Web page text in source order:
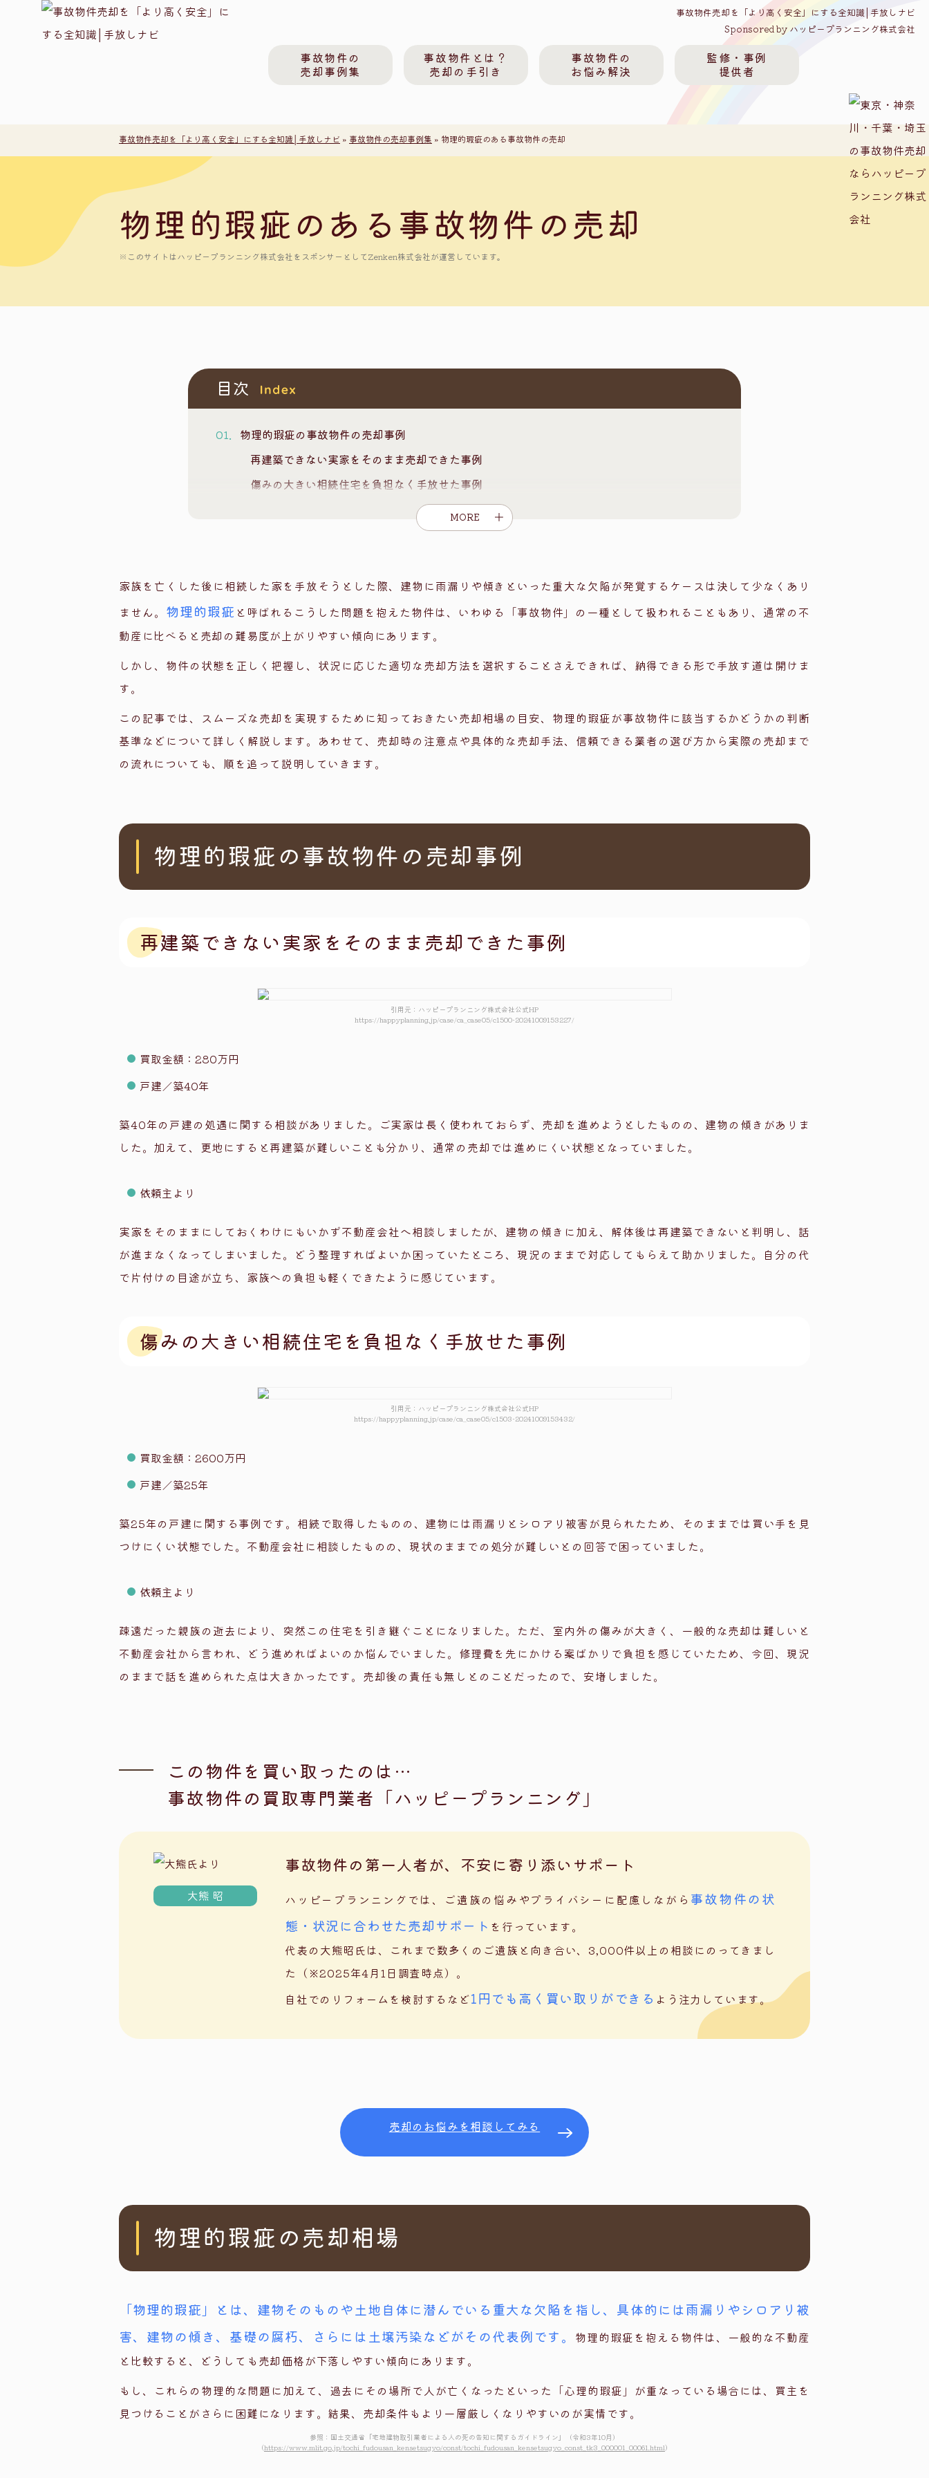
事故物件売却を「より高く安全」にする全知識│手放しナビ
Sponsored by ハッピープランニング株式会社
事故物件の
売却事例集
事故物件とは？
売却の手引き
事故物件の
お悩み解決
監修・事例
提供者
事故物件売却を「より高く安全」にする全知識│手放しナビ » 事故物件の売却事例集 » 物理的瑕疵のある事故物件の売却
物理的瑕疵のある事故物件の売却
※このサイトはハッピープランニング株式会社をスポンサーとしてZenken株式会社が運営しています。
目次
物理的瑕疵の事故物件の売却事例
再建築できない実家をそのまま売却できた事例
傷みの大きい相続住宅を負担なく手放せた事例
重度の物理的瑕疵（建物の傾き・基礎の腐朽）
物理的瑕疵は事故物件に該当する？
物理的瑕疵が「事故物件」にならないケース
物理的瑕疵・事故物件の売却で直面する5つの問題
修繕費用が膨大になる
解体か売却かの判断が難しい
精神的な疲弊
【失敗しない】物理的瑕疵・事故物件に強い買取業者の選び方
スピード査定・即現金化が可能か
物理的瑕疵・事故物件売却の流れ
Q.遺品整理も手付かずですが、そのままでいいですか？
Q.解体してから売るべきですか？
MORE
家族を亡くした後に相続した家を手放そうとした際、建物に雨漏りや傾きといった重大な欠陥が発覚するケースは決して少なくあり
ません。 物理的瑕疵 と呼ばれるこうした問題を抱えた物件は、いわゆる「事故物件」の一種として扱われることもあり、通常の不
動産に比べると売却の難易度が上がりやすい傾向にあります。
しかし、物件の状態を正しく把握し、状況に応じた適切な売却方法を選択することさえできれば、納得できる形で手放す道は開けま
す。
この記事では、スムーズな売却を実現するために知っておきたい売却相場の目安、物理的瑕疵が事故物件に該当するかどうかの判断
基準などについて詳しく解説します。あわせて、売却時の注意点や具体的な売却手法、信頼できる業者の選び方から実際の売却まで
の流れについても、順を追って説明していきます。
物理的瑕疵の事故物件の売却事例
再建築できない実家をそのまま売却できた事例
引用元：ハッピープランニング株式会社公式HP
https://happyplanning.jp/case/ca_case05/c1500-20241009153227/
買取金額：280万円
戸建／築40年
築40年の戸建の処遇に関する相談がありました。ご実家は長く使われておらず、売却を進めようとしたものの、建物の傾きがありま
した。加えて、更地にすると再建築が難しいことも分かり、通常の売却では進めにくい状態となっていました。
依頼主より
実家をそのままにしておくわけにもいかず不動産会社へ相談しましたが、建物の傾きに加え、解体後は再建築できないと判明し、話
が進まなくなってしまいました。どう整理すればよいか困っていたところ、現況のままで対応してもらえて助かりました。自分の代
で片付けの目途が立ち、家族への負担も軽くできたように感じています。
傷みの大きい相続住宅を負担なく手放せた事例
引用元：ハッピープランニング株式会社公式HP
https://happyplanning.jp/case/ca_case05/c1503-20241009153432/
買取金額：2600万円
戸建／築25年
築25年の戸建に関する事例です。相続で取得したものの、建物には雨漏りとシロアリ被害が見られたため、そのままでは買い手を見
つけにくい状態でした。不動産会社に相談したものの、現状のままでの処分が難しいとの回答で困っていました。
依頼主より
疎遠だった親族の逝去により、突然この住宅を引き継ぐことになりました。ただ、室内外の傷みが大きく、一般的な売却は難しいと
不動産会社から言われ、どう進めればよいのか悩んでいました。修理費を先にかける案ばかりで負担を感じていたため、今回、現況
のままで話を進められた点は大きかったです。売却後の責任も無しとのことだったので、安堵しました。
この物件を買い取ったのは…
事故物件の買取専門業者 「ハッピープランニング」
大熊 昭
事故物件の第一人者が、不安に寄り添い サポート
ハッピープランニングでは、ご遺族の悩みやプライバシーに配慮しながら 事故物件の状
態・状況に合わせた売却サポート を行っています。
代表の大熊昭氏は、これまで数多くのご遺族と向き合い、3,000件以上の相談にのってきまし
た（※2025年4月1日調査時点）。
自社でのリフォームを検討するなど1円でも高く買い取りができる よう注力しています。
売却のお悩みを相談してみる
物理的瑕疵の売却相場
「物理的瑕疵」とは、建物そのものや土地自体に潜んでいる重大な欠陥を指し、具体的には雨漏りやシロアリ被
害、建物の傾き、基礎の腐朽、さらには土壌汚染などがその代表例です。 物理的瑕疵を抱える物件は、一般的な不動産
と比較すると、どうしても売却価格が下落しやすい傾向にあります。
もし、これらの物理的な問題に加えて、過去にその場所で人が亡くなったといった「心理的瑕疵」が重なっている場合には、買主を
見つけることがさらに困難になります。結果、売却条件もより一層厳しくなりやすいのが実情です。
参照：国土交通省「宅地建物取引業者による人の死の告知に関するガイドライン」（令和3年10月）
（https://www.mlit.go.jp/tochi_fudousan_kensetsugyo/const/tochi_fudousan_kensetsugyo_const_tk3_000001_00061.html）